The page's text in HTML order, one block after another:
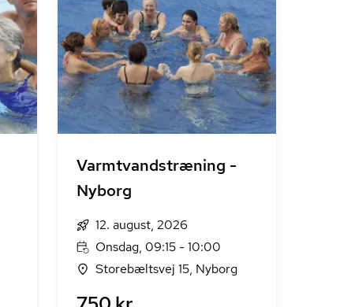
Varmtvandstræning -
Nyborg
12. august, 2026
Onsdag, 09:15 - 10:00
Storebæltsvej 15, Nyborg